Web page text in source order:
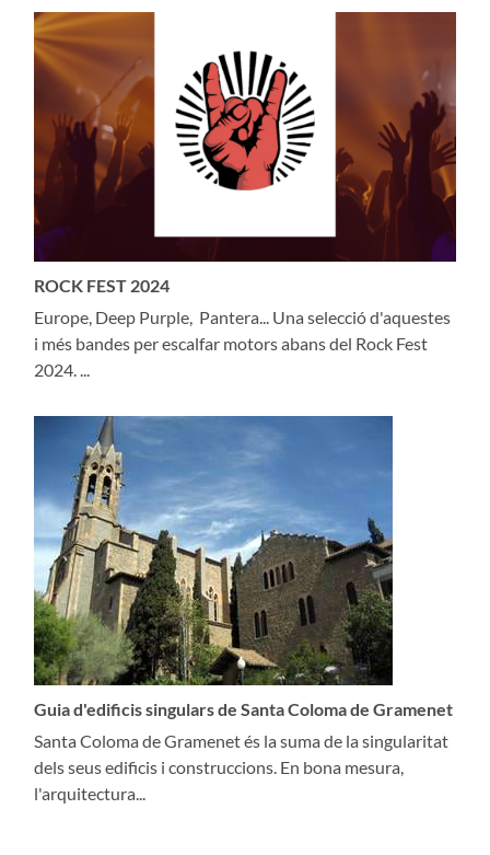
ROCK FEST 2024
Europe, Deep Purple, Pantera... Una selecció d'aquestes
i més bandes per escalfar motors abans del Rock Fest
2024. ...
Guia d'edificis singulars de Santa Coloma de Gramenet
Santa Coloma de Gramenet és la suma de la singularitat
dels seus edificis i construccions. En bona mesura,
l'arquitectura...